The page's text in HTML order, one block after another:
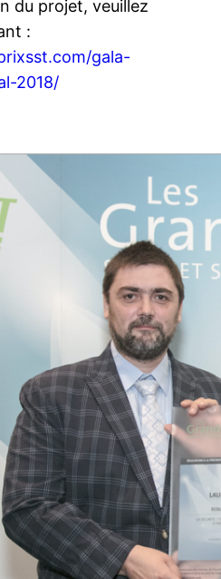
du projet, veuillez
:
gala-
2018/